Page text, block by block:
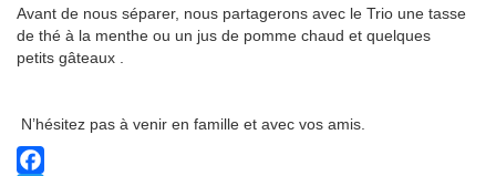
Avant de nous séparer, nous partagerons avec le Trio une tasse
de thé à la menthe ou un jus de pomme chaud et quelques
petits gâteaux .
N’hésitez pas à venir en famille et avec vos amis.